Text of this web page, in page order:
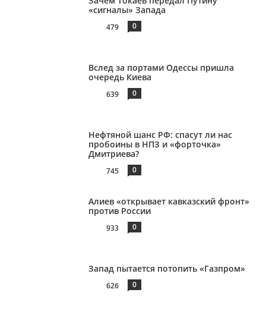
«сигналы» Запада
479 0
Вслед за портами Одессы пришла
очередь Киева
639 0
Нефтяной шанс РФ: спасут ли нас
пробоины в НПЗ и «форточка»
Дмитриева?
745 0
Алиев «открывает кавказский фронт»
против России
933 0
Запад пытается потопить «Газпром»
626 0